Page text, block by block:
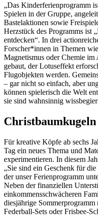
„Das Kinderferienprogramm
Spielen in der Gruppe,
Bastelaktionen sowie
Herzstück des Programms ist
entdecken“. In drei
Forscher*innen in Themen
Magnetismus oder Chemie
gebaut, der Lotuseffekt
Flugobjekten werden.
– gar nicht so einfach, aber
können spielerisch die Welt
sie sind wahnsinnig
Für kreative Köpfe ab sechs
Tag ein neues Thema und
experimentieren. In diesem
„Sie sind ein Geschenk für
der unser Ferienprogramm
Neben der finanziellen
einkommensschwächeren
diesjährige
Federball-Sets oder Frisbee-